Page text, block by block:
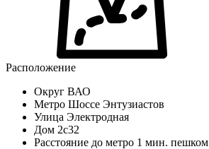
Расположение
Округ ВАО
Метро Шоссе Энтузиастов
Улица Электродная
Дом 2с32
Расстояние до метро 1 мин. пешком